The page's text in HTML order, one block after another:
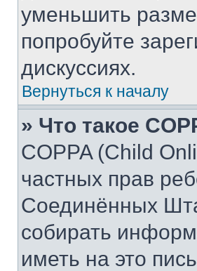
уменьшить
попробуйте
дискуссиях.
Вернуться к началу
» Что такое
COPPA (Child
частных прав
Соединённых
собирать
иметь на это